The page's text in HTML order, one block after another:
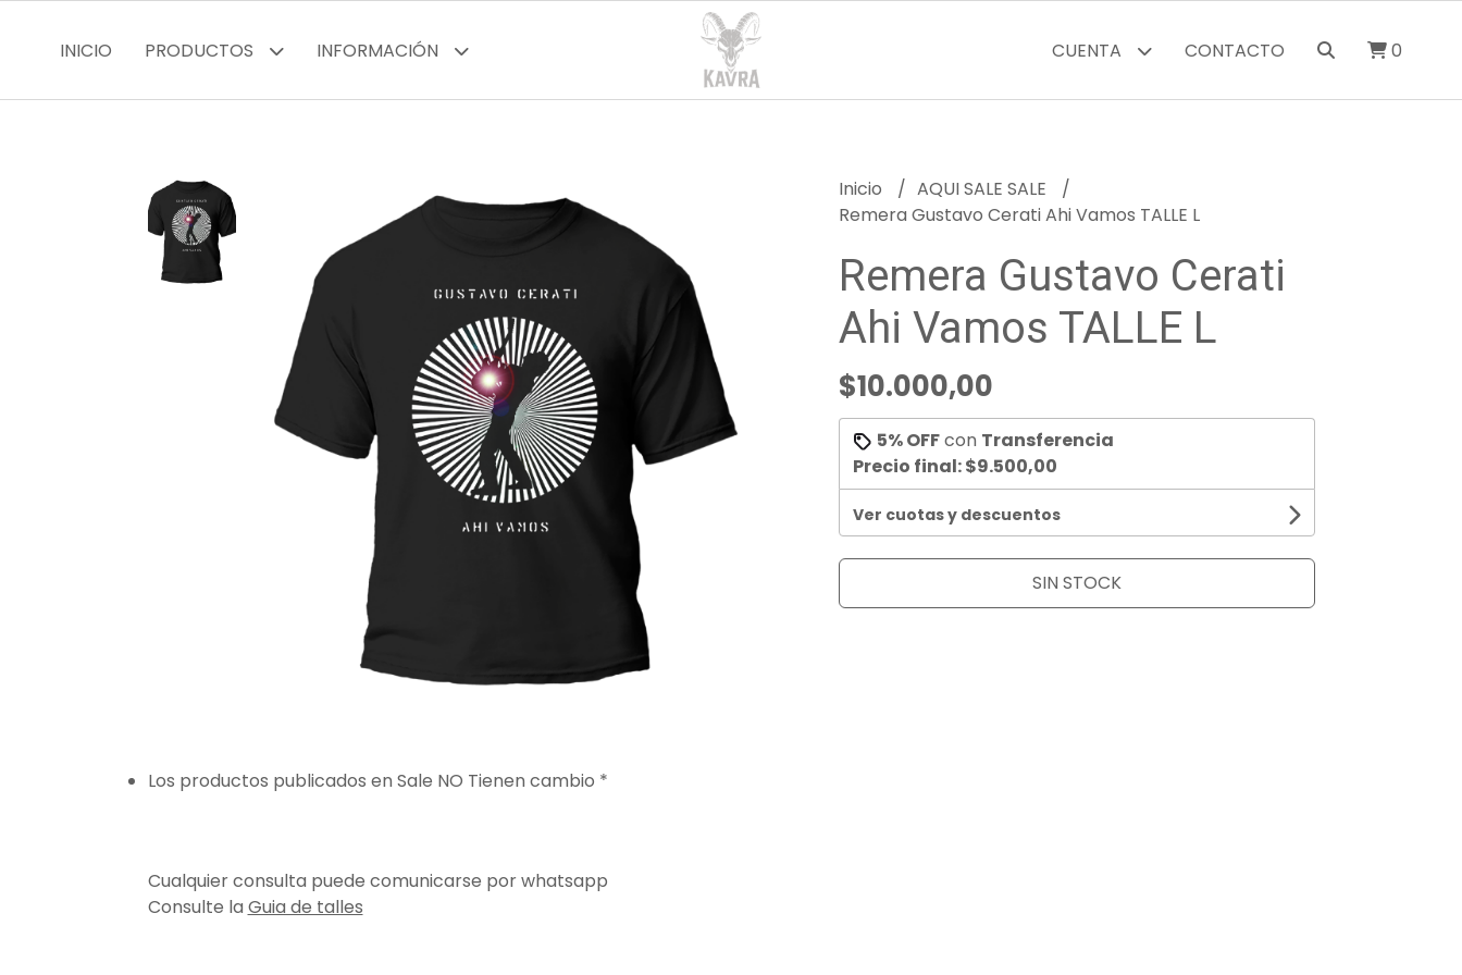
INICIO PRODUCTOS INFORMACIÓN CUENTA CONTACTO 0
Los productos publicados en Sale NO Tienen cambio *
Cualquier consulta puede comunicarse por whatsapp
Consulte la Guia de talles
Inicio
AQUI SALE SALE
Remera Gustavo Cerati Ahi Vamos TALLE L
Remera Gustavo Cerati
Ahi Vamos TALLE L
$10.000,00
5% OFFcon Transferencia
Precio final:$9.500,00
Ver cuotas y descuentos
SIN STOCK